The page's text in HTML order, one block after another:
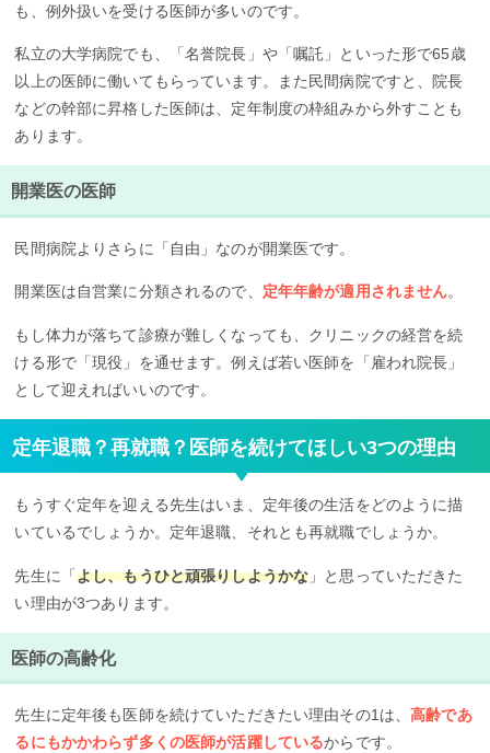
も、例外扱いを受ける医師が多いのです。
私立の大学病院でも、「名誉院長」や「嘱託」といった形で65歳
以上の医師に働いてもらっています。また民間病院ですと、院長
などの幹部に昇格した医師は、定年制度の枠組みから外すことも
あります。
開業医の医師
民間病院よりさらに「自由」なのが開業医です。
開業医は自営業に分類されるので、 定年年齢が適用されません。
もし体力が落ちて診療が難しくなっても、クリニックの経営を続
ける形で「現役」を通せます。例えば若い医師を「雇われ院長」
として迎えればいいのです。
定年退職？再就職？医師を続けてほしい3つの理由
もうすぐ定年を迎える先生はいま、定年後の生活をどのように描
いているでしょうか。定年退職、それとも再就職でしょうか。
先生に「よし、もうひと頑張りしようかな 」と思っていただきた
い理由が3つあります。
医師の高齢化
先生に定年後も医師を続けていただきたい理由その1は、高齢であ
るにもかかわらず多くの医師が活躍しているからです。